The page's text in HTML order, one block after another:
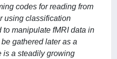
codes for reading from
using classification
manipulate fMRI data in
gathered later as a
is a steadily growing